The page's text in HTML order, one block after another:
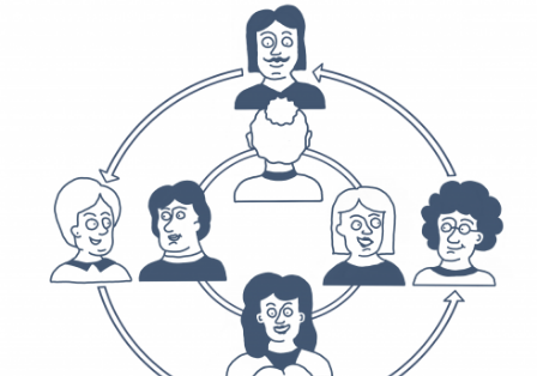
Lightbox
öffnen